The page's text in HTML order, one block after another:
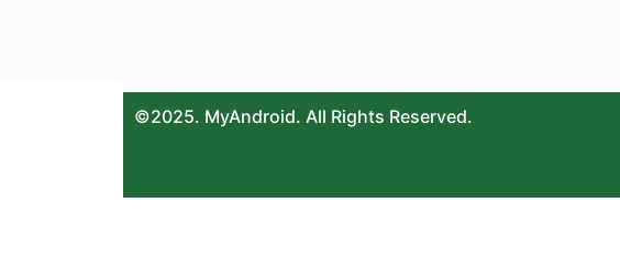
©2025. MyAndroid. All Rights Reserved.